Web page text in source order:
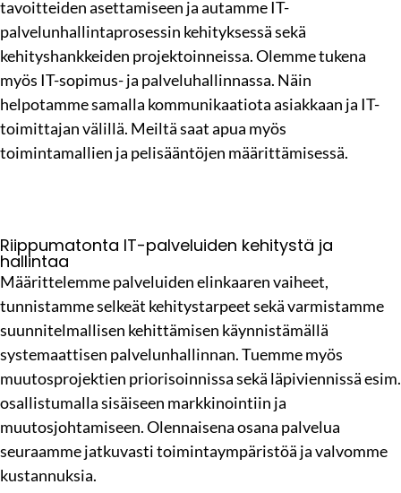
tavoitteiden asettamiseen ja autamme IT-
palvelunhallintaprosessin kehityksessä sekä
kehityshankkeiden projektoinneissa. Olemme tukena
myös IT-sopimus- ja palveluhallinnassa. Näin
helpotamme samalla kommunikaatiota asiakkaan ja IT-
toimittajan välillä. Meiltä saat apua myös
toimintamallien ja pelisääntöjen määrittämisessä.
Riippumatonta IT-palveluiden kehitystä ja
hallintaa
Määrittelemme palveluiden elinkaaren vaiheet,
tunnistamme selkeät kehitystarpeet sekä varmistamme
suunnitelmallisen kehittämisen käynnistämällä
systemaattisen palvelunhallinnan. Tuemme myös
muutosprojektien priorisoinnissa sekä läpiviennissä esim.
osallistumalla sisäiseen markkinointiin ja
muutosjohtamiseen. Olennaisena osana palvelua
seuraamme jatkuvasti toimintaympäristöä ja valvomme
kustannuksia.